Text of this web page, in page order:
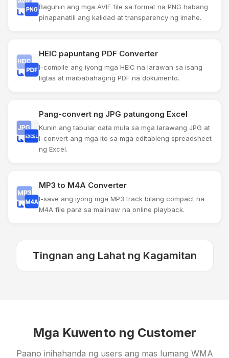
Baguhin ang mga AVIF file sa format na PNG habang
pinapanatili ang kalidad at transparency ng imahe.
HEIC papuntang PDF Converter
I-compile ang iyong mga HEIC na larawan sa isang
ligtas at maibabahaging PDF na dokumento.
Pang-convert ng JPG patungong Excel
Kunin ang tabular data mula sa mga larawang JPG at
i-convert ang mga ito sa mga editableng spreadsheet
ng Excel.
MP3 to M4A Converter
I-save ang iyong mga MP3 track bilang compact na
M4A file para sa malinaw na online playback.
Tingnan ang Lahat ng Kagamitan
Mga Kuwento ng Customer
Paano inihahanda ng users ang mas lumang WMA